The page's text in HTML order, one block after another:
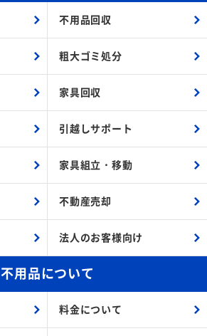
不用品回収
粗大ゴミ処分
家具回収
引越しサポート
家具組立・ 移動
不動産売却
法人のお客様向け
不用品について
料金について